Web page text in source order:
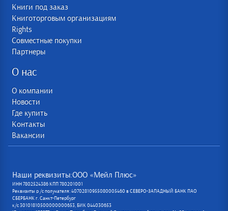
Книги под заказ
Книготорговым организациям
Rights
Совместные покупки
Партнеры
О нас
О компании
Новости
Где купить
Контакты
Вакансии
Наши реквизиты:ООО «Мейл Плюс»
ИНН 7802524386 КПП 780201001
Реквизиты р /с получателя: 40702810955080005460 в СЕВЕРО-ЗАПАДНЫЙ БАНК ПАО
СБЕРБАНК г. Санкт-Петербург
к/с 30101810500000000653, БИК 044030653